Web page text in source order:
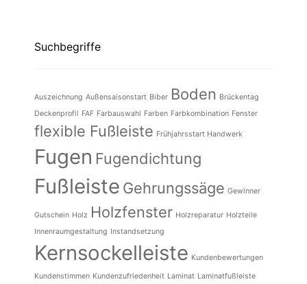
Suchbegriffe
Auszeichnung Außensaisonstart Biber Boden Brückentag
Deckenprofil FAF Farbauswahl Farben Farbkombination Fenster
flexible Fußleiste Frühjahrsstart Handwerk
Fugen Fugendichtung
Fußleiste Gehrungssäge Gewinner
Gutschein Holz Holzfenster Holzreparatur Holzteile
Innenraumgestaltung Instandsetzung
Kernsockelleiste Kundenbewertungen
Kundenstimmen Kundenzufriedenheit Laminat Laminatfußleiste